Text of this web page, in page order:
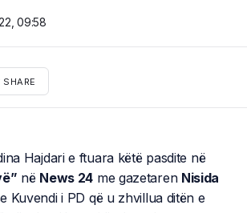
09:58
SHARE
Hajdari e ftuara këtë pasdite në
në News 24 me gazetaren Nisida
Kuvendi i PD që u zhvillua ditën e